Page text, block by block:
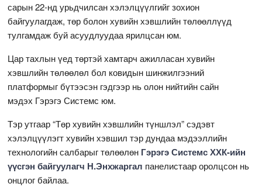
сарын 22-нд урьдчилсан хэлэлцүүлгийг зохион
байгуулагдаж, төр болон хувийн хэвшлийн төлөөллүүд
тулгамдаж буй асуудлуудаа ярилцсан юм.
Цар тахлын үед төртэй хамтарч ажилласан хувийн
хэвшлийн төлөөлөл бол ковидын шинжилгээний
платформыг бүтээсэн гэдгээр нь олон нийтийн сайн
мэдэх Гэрэгэ Системс юм.
Тэр утгаар “Төр хувийн хэвшлийн түншлэл” сэдэвт
хэлэлцүүлэгт хувийн хэвшил тэр дундаа мэдээллийн
технологийн салбарыг төлөөлөн Гэрэгэ Системс ХХК-ийн
үүсгэн байгуулагч Н.Энхжаргал панелистаар оролцсон нь
онцлог байлаа.